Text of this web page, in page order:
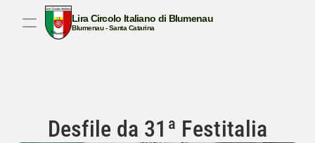
Lira Circolo Italiano di Blumenau
Blumenau - Santa Catarina
Desfile da 31ª Festitalia